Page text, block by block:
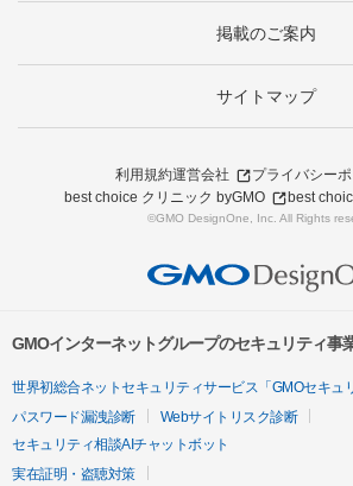
掲載のご案内
サイトマップ
利用規約運営会社
プライバシー
best choice クリニック byGMO
best
©GMO DesignOne, Inc. All Rights
GMOインターネットグループのセキュリティ事
世界初総合ネットセキュリティサービス「GMOセキュ
パスワード漏洩診断
Webサイトリスク診断
セキュリティ相談AIチャットボット
実在証明・盗聴対策